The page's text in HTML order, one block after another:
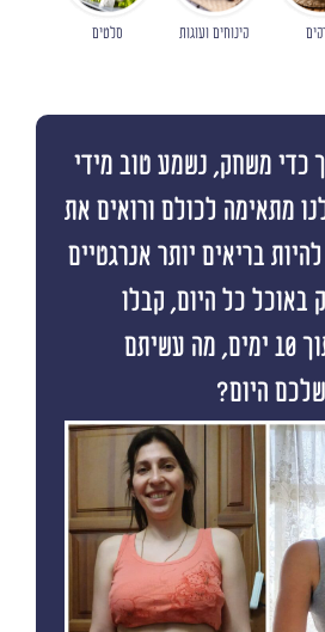
קינוחים ועוגות סלטים
כדי משחק, נשמע טוב מידי
מתאימה לכולם ורואים את
בריאים יותר אנרגטיים
באוכל כל היום, קבלו
תוצאה ראשונה תוך 10 ימים, מה עשיתם
היום?